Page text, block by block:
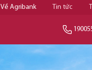
Về Agribank Tin tức